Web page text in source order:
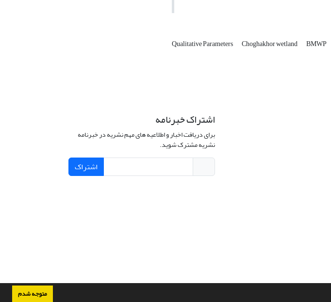
متوجه شدم
Qualitative Parameters Choghakhor wetland BMWP
اشتراک خبرنامه
برای دریافت اخبار و اطلاعیه های مهم نشریه در خبرنامه
نشریه مشترک شوید.
اشتراک